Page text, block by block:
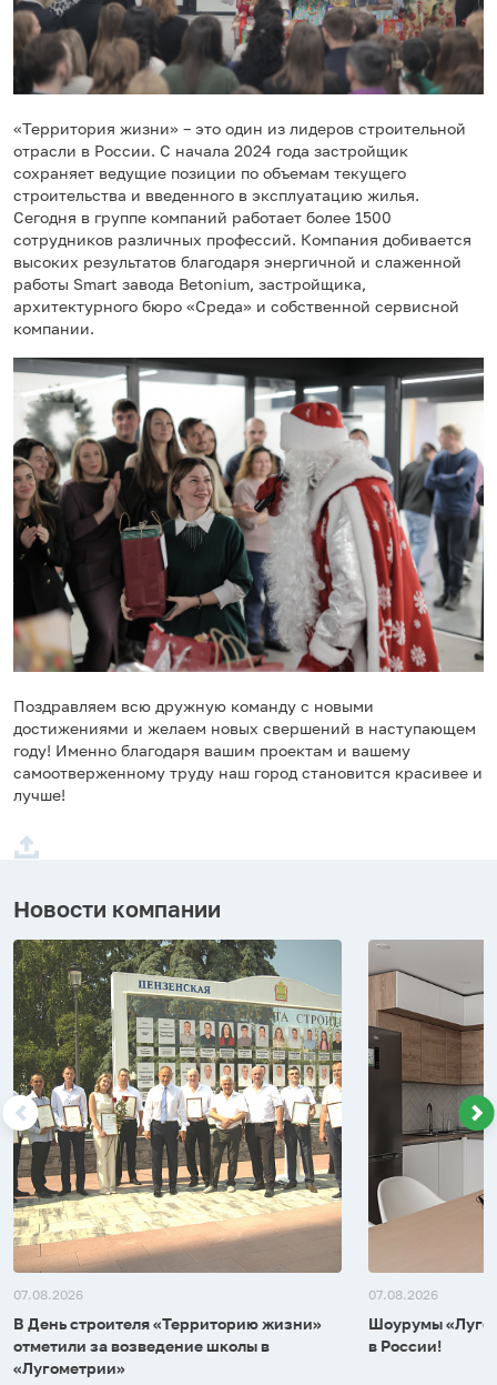
«Территория жизни» – это один из лидеров строительной
отрасли в России. С начала 2024 года застройщик
сохраняет ведущие позиции по объемам текущего
строительства и введенного в эксплуатацию жилья.
Сегодня в группе компаний работает более 1500
сотрудников различных профессий. Компания добивается
высоких результатов благодаря энергичной и слаженной
работы Smart завода Betonium, застройщика,
архитектурного бюро «Среда» и собственной сервисной
компании.
Поздравляем всю дружную команду с новыми
достижениями и желаем новых свершений в наступающем
году! Именно благодаря вашим проектам и вашему
самоотверженному труду наш город становится красивее и
лучше!
Новости компании
07.08.2026
В День строителя «Территорию жизни»
отметили за возведение школы в
«Лугометрии»
07.08.2026
Шоурумы
в России!